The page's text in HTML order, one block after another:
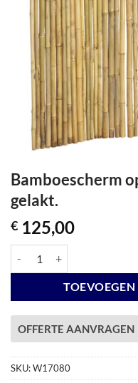
Bamboescherm
gelakt.
€ 125,00
OFFERTE AANVRAGEN
SKU:W17080